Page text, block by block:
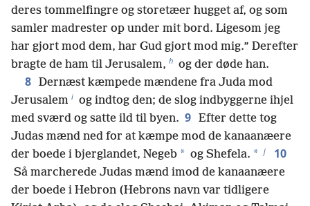
deres tommelfingre og storetæer hugget af, og som
samler madrester op under mit bord. Ligesom jeg
har gjort mod dem, har Gud gjort mod mig.” Derefter
bragte de ham til Jerusalem, h og der døde han.
8 Dernæst kæmpede mændene fra Juda mod
Jerusalem i og indtog den; de slog indbyggerne ihjel
med sværd og satte ild til byen. 9 Efter dette tog
Judas mænd ned for at kæmpe mod de kanaanæere
der boede i bjerglandet, Negeb * og Shefela. * j 10
Så marcherede Judas mænd imod de kanaanæere
der boede i Hebron (Hebrons navn var tidligere